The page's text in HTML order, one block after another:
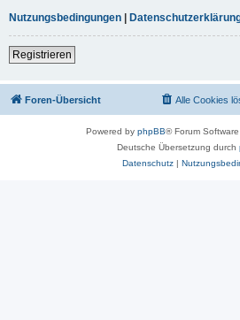
Nutzungsbedingungen |
Registrieren
Foren-Übersicht Alle Cookies
Powered by phpBB® Forum
Deutsche Übersetzung durch
Datenschutz|